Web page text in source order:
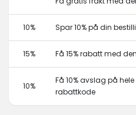
10% Spar 10% på din
15% Få 15% rabatt med
10%
Få 10% avslag på
rabattkode